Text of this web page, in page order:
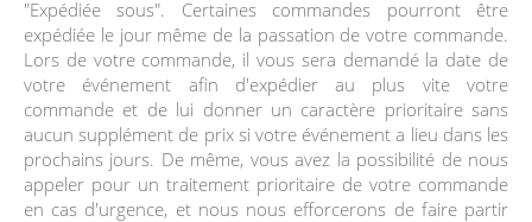
"Expédiée sous". Certaines commandes pourront être
expédiée le jour même de la passation de votre commande.
Lors de votre commande, il vous sera demandé la date de
votre événement afin d'expédier au plus vite votre
commande et de lui donner un caractère prioritaire sans
aucun supplément de prix si votre événement a lieu dans les
prochains jours. De même, vous avez la possibilité de nous
appeler pour un traitement prioritaire de votre commande
en cas d'urgence, et nous nous efforcerons de faire partir